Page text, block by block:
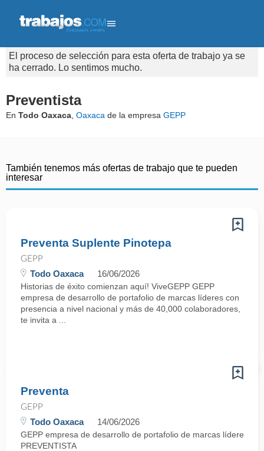
El proceso de selección para esta oferta de trabajo ya se
ha cerrado. Lo sentimos mucho.
Preventista
En Todo Oaxaca Oaxaca de la empresa GEPP
También tenemos más ofertas de trabajo que te pueden
interesar
Preventa Suplente Pinotepa
GEPP
Todo Oaxaca 16/06/2026
Historias de éxito comienzan aquí! ViveGEPP GEPP
empresa de desarrollo de portafolio de marcas líderes con
presencia a nivel nacional y más de 40,000 colaboradores,
te invita a ...
Preventa
GEPP
Todo Oaxaca 14/06/2026
GEPP empresa de desarrollo de portafolio de marcas líderes
PREVENTISTA